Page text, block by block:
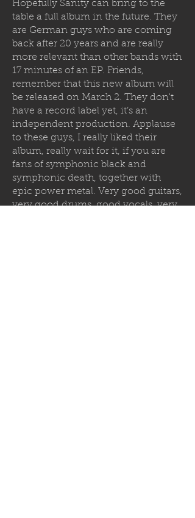
Hopefully Sanity can bring to the
table a full album in the future. They
are German guys who are coming
back after 20 years and are really
more relevant than other bands with
17 minutes of an EP. Friends,
remember that this new album will
be released on March 2. They don't
have a record label yet, it’s an
independent production. Applause
to these guys, I really liked their
album, really wait for it, if you are
fans of symphonic black and
symphonic death, together with
epic power metal. Very good guitars,
very good drums, good vocals, very